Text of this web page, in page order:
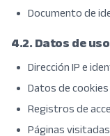
Documento de
4.2. Datos de
Dirección IP e
Datos de
Registros de
Páginas